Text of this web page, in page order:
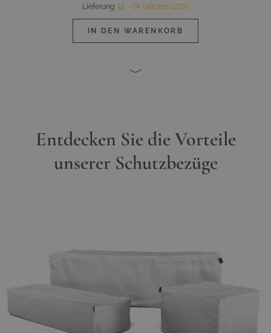
Lieferung: 12. - 14. Oktober 2026
IN DEN WARENKORB
Entdecken Sie die Vorteile
unserer Schutzbezüge